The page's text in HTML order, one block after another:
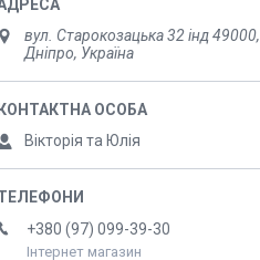
вул. Старокозацька 32 інд 49000,
Дніпро, Україна
Вікторія та Юлія
+380 (97) 099-39-30
Інтернет магазин